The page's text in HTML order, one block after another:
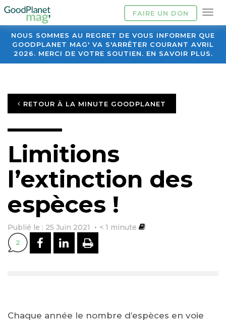
FAIRE UN DON
NOUS SOMMES AU REGRET DE VOUS INFORMER QUE
GOODPLANET MAG' VA S'ARRÊTER COURANT AVRIL
2026. MERCI DE VOTRE SOUTIEN. EN SAVOIR PLUS.
RETOUR À LA MINUTE GOODPLANET
Limitions
l’extinction des
espèces !
Publié le : 25 Juin 2021 < 1 minute
2 PARTAGER SUR FACEBOOK
PARTAGER SUR
IMPRIMER
Chaque année le nombre d’espèces en voie